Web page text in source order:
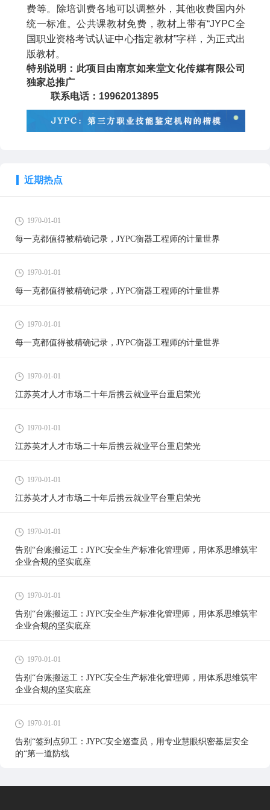
费等。除培训费各地可以调整外，其他收费国内外
统一标准。公共课教材免费，教材上带有“JYPC全
国职业资格考试认证中心指定教材”字样，为正式出
版教材。
特别说明：此项目由南京如来堂文化传媒有限公司
独家总推广
联系电话： 19962013895
近期热点
1970-01-01
每一克都值得被精确记录，JYPC衡器工程师的计量世界
1970-01-01
每一克都值得被精确记录，JYPC衡器工程师的计量世界
1970-01-01
每一克都值得被精确记录，JYPC衡器工程师的计量世界
1970-01-01
江苏英才人才市场二十年后携云就业平台重启荣光
1970-01-01
江苏英才人才市场二十年后携云就业平台重启荣光
1970-01-01
江苏英才人才市场二十年后携云就业平台重启荣光
1970-01-01
告别“台账搬运工：JYPC安全生产标准化管理师，用体系思维筑牢
企业合规的坚实底座
1970-01-01
告别“台账搬运工：JYPC安全生产标准化管理师，用体系思维筑牢
企业合规的坚实底座
1970-01-01
告别“台账搬运工：JYPC安全生产标准化管理师，用体系思维筑牢
企业合规的坚实底座
1970-01-01
告别“签到点卯工：JYPC安全巡查员，用专业慧眼织密基层安全
的“第一道防线